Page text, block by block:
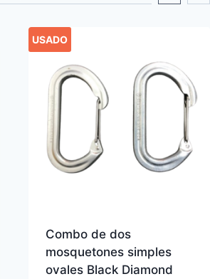
USADO
Combo de dos
mosquetones simples
ovales Black Diamond